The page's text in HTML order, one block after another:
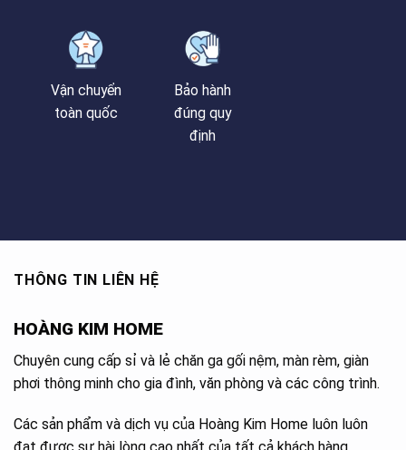
Vận chuyển
toàn quốc
Bảo hành
đúng quy
định
THÔNG TIN LIÊN HỆ
HOÀNG KIM HOME
Chuyên cung cấp sỉ và lẻ chăn ga gối nệm, màn rèm, giàn
phơi thông minh cho gia đình, văn phòng và các công trình.
Các sản phẩm và dịch vụ của Hoàng Kim Home luôn luôn